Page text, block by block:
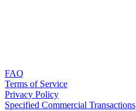
FAQ
Terms of Service
Privacy Policy
Specified Commercial Transactions